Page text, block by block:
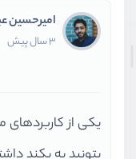
امیرحسین
3 سال پیش